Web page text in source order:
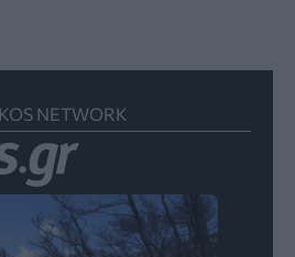
NETWORK